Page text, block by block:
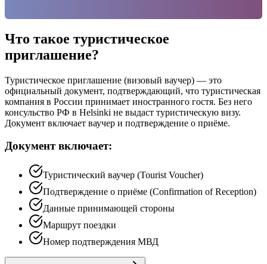
Что такое туристическое
приглашение?
Туристическое приглашение (визовый ваучер) — это
официальный документ, подтверждающий, что туристическая
компания в России принимает иностранного гостя. Без него
консульство РФ в Helsinki не выдаст туристическую визу.
Документ включает ваучер и подтверждение о приёме.
Документ включает:
Туристический ваучер (Tourist Voucher)
Подтверждение о приёме (Confirmation of Reception)
Данные принимающей стороны
Маршрут поездки
Номер подтверждения МВД